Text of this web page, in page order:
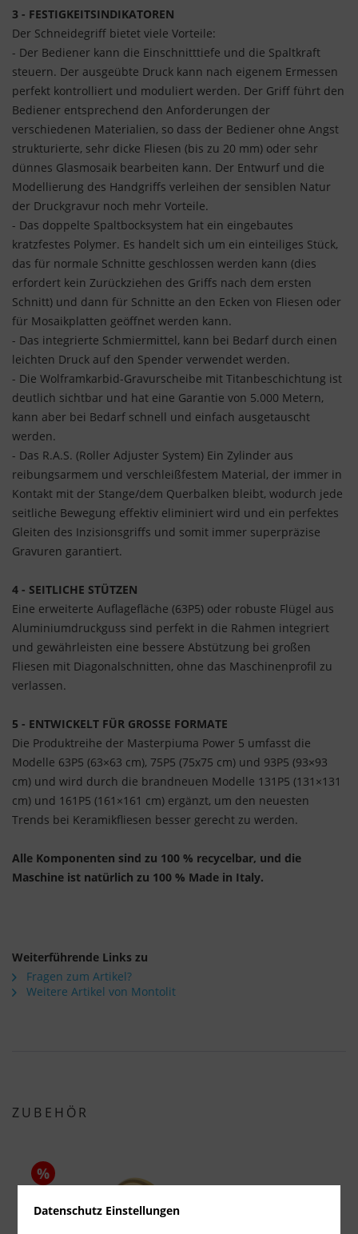
3 - FESTIGKEITSINDIKATOREN
Der Schneidegriff bietet viele Vorteile:
- Der Bediener kann die Einschnitttiefe und die Spaltkraft
steuern. Der ausgeübte Druck kann nach eigenem Ermessen
perfekt kontrolliert und moduliert werden. Der Griff führt den
Bediener entsprechend den Anforderungen der
verschiedenen Materialien, so dass der Bediener ohne Angst
strukturierte, sehr dicke Fliesen (bis zu 20 mm) oder sehr
dünnes Glasmosaik bearbeiten kann. Der Entwurf und die
Modellierung des Handgriffs verleihen der sensiblen Natur
der Druckgravur noch mehr Vorteile.
- Das doppelte Spaltbocksystem hat ein eingebautes
kratzfestes Polymer. Es handelt sich um ein einteiliges Stück,
das für normale Schnitte geschlossen werden kann (dies
erfordert kein Zurückziehen des Griffs nach dem ersten
Schnitt) und dann für Schnitte an den Ecken von Fliesen oder
für Mosaikplatten geöffnet werden kann.
- Das integrierte Schmiermittel, kann bei Bedarf durch einen
leichten Druck auf den Spender verwendet werden.
- Die Wolframkarbid-Gravurscheibe mit Titanbeschichtung ist
deutlich sichtbar und hat eine Garantie von 5.000 Metern,
kann aber bei Bedarf schnell und einfach ausgetauscht
werden.
- Das R.A.S. (Roller Adjuster System) Ein Zylinder aus
reibungsarmem und verschleißfestem Material, der immer in
Kontakt mit der Stange/dem Querbalken bleibt, wodurch jede
seitliche Bewegung effektiv eliminiert wird und ein perfektes
Gleiten des Inzisionsgriffs und somit immer superpräzise
Gravuren garantiert.
4 - SEITLICHE STÜTZEN
Eine erweiterte Auflagefläche (63P5) oder robuste Flügel aus
Aluminiumdruckguss sind perfekt in die Rahmen integriert
und gewährleisten eine bessere Abstützung bei großen
Fliesen mit Diagonalschnitten, ohne das Maschinenprofil zu
verlassen.
5 - ENTWICKELT FÜR GROSSE FORMATE
Die Produktreihe der Masterpiuma Power 5 umfasst die
Modelle 63P5 (63×63 cm), 75P5 (75x75 cm) und 93P5 (93×93
cm) und wird durch die brandneuen Modelle 131P5 (131×131
cm) und 161P5 (161×161 cm) ergänzt, um den neuesten
Trends bei Keramikfliesen besser gerecht zu werden.
Alle Komponenten sind zu 100 % recycelbar, und die
Maschine ist natürlich zu 100 % Made in Italy.
Weiterführende Links zu
Fragen zum Artikel?
Weitere Artikel von Montolit
ZUBEHÖR
%
Datenschutz Einstellungen